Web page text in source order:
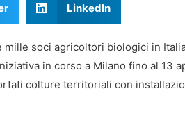
LinkedIn
soci agricoltori biologici in
in corso a Milano fino al 13
colture territoriali con